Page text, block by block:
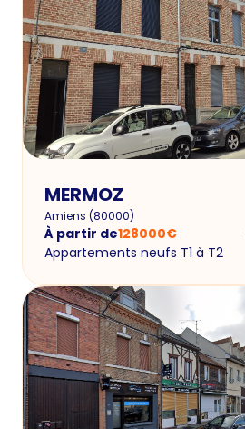
MERMOZ
Amiens (80000)
À partir de128000€
Appartements neufs T1 à T2